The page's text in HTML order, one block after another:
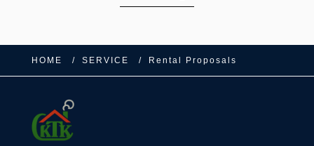
HOME SERVICE Rental Proposals